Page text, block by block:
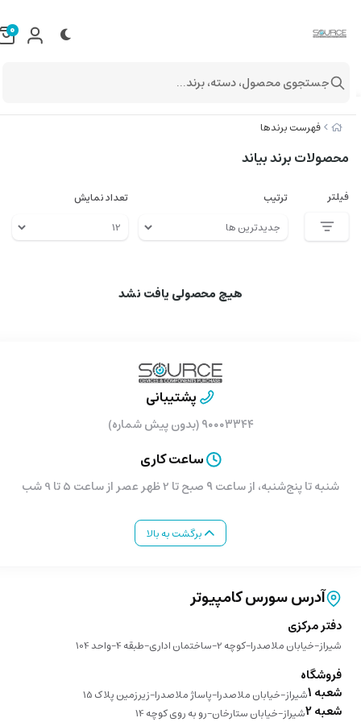
فهرست برندها
محصولات برند بیاند
فیلتر ترتیب تعداد نمایش
هیچ محصولی یافت نشد
پشتیبانی
۹۰۰۰۳۳۴۴ (بدون پیش شماره)
ساعت کاری
شنبه تا پنج‌شنبه، از ساعت ۹ صبح تا 2 ظهر عصر از ساعت 5 تا 9 شب
برگشت به بالا
آدرس سورس کامپیوتر
دفتر مرکزی
شیراز-خیابان ملاصدرا-کوچه 2-ساختمان اداری-طبقه 4-واحد 104
فروشگاه
شعبه 1 شیراز-خیابان ملاصدرا-پاساژ ملاصدرا-زیرزمین پلاک 15
شعبه 2 شیراز-خیابان ستارخان-رو به روی کوچه 14
0
جستجوی محصول، دسته، برند...